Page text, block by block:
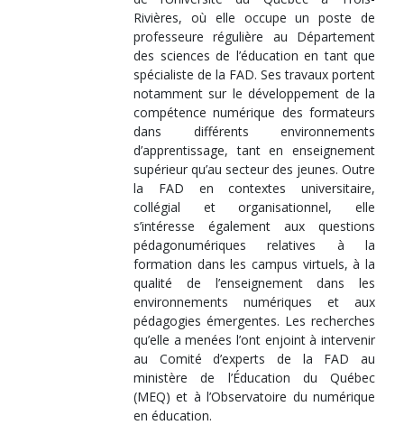
Rivières, où elle occupe un poste de
professeure régulière au Département
des sciences de l’éducation en tant que
spécialiste de la FAD. Ses travaux portent
notamment sur le développement de la
compétence numérique des formateurs
dans différents environnements
d’apprentissage, tant en enseignement
supérieur qu’au secteur des jeunes. Outre
la FAD en contextes universitaire,
collégial et organisationnel, elle
s’intéresse également aux questions
pédagonumériques relatives à la
formation dans les campus virtuels, à la
qualité de l’enseignement dans les
environnements numériques et aux
pédagogies émergentes. Les recherches
qu’elle a menées l’ont enjoint à intervenir
au Comité d’experts de la FAD au
ministère de l’Éducation du Québec
(MEQ) et à l’Observatoire du numérique
en éducation.